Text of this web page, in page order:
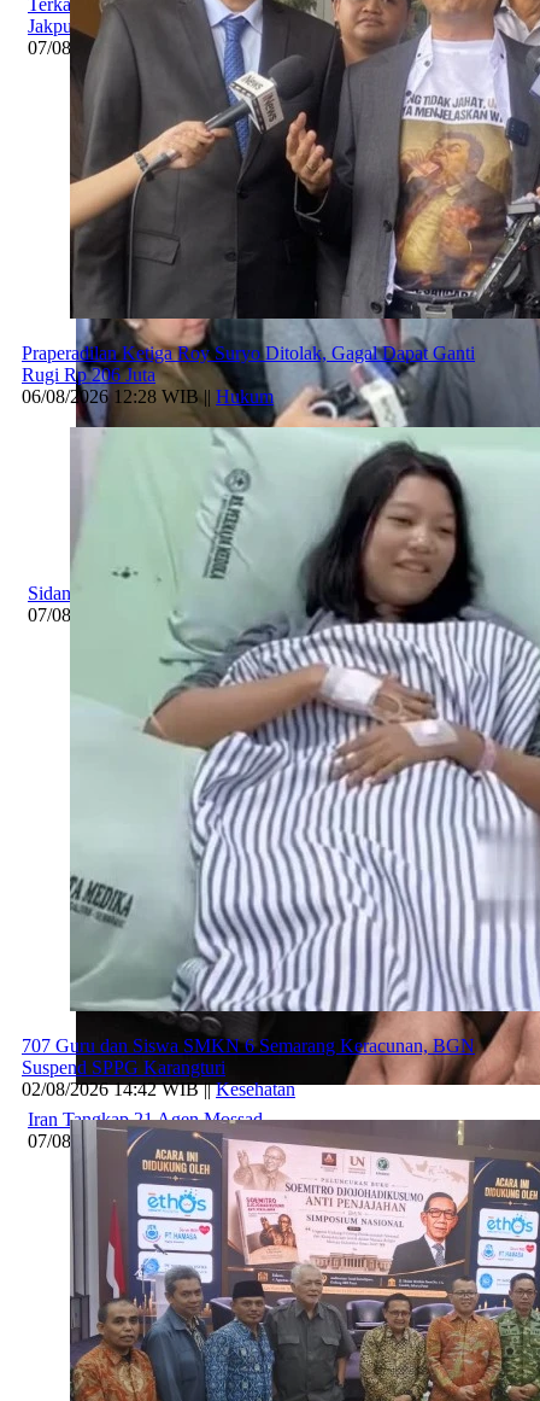
Terkait Ijazah Jokowi, 3 Gugatan Akan Diajukan ke PN
Jakpus dan PTUN
07/08/2026 19:06 WIB ||Hukum
Sidang Praperadilan Keempat Roy Suryo Ditinda
07/08/2026 17:10 WIB ||
Hukum
Iran Tangkap 21 Agen Mossad
07/08/2026 10:32 WIB ||Internasional
Praperadilan Ketiga Roy Suryo Ditolak, Gagal Dapat Ganti
Rugi Rp 206 Juta
06/08/2026 12:28 WIB || Hukum
707 Guru dan Siswa SMKN 6 Semarang Keracunan, BGN
Suspend SPPG Karangturi
02/08/2026 14:42 WIB ||Kesehatan